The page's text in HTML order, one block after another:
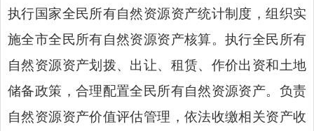
执行国家全民所有自然资源资产统计制度，组织实
施全市全民所有自然资源资产核算。执行全民所有
自然资源资产划拨、出让、租赁、作价出资和土地
储备政策，合理配置全民所有自然资源资产。负责
自然资源资产价值评估管理，依法收缴相关资产收